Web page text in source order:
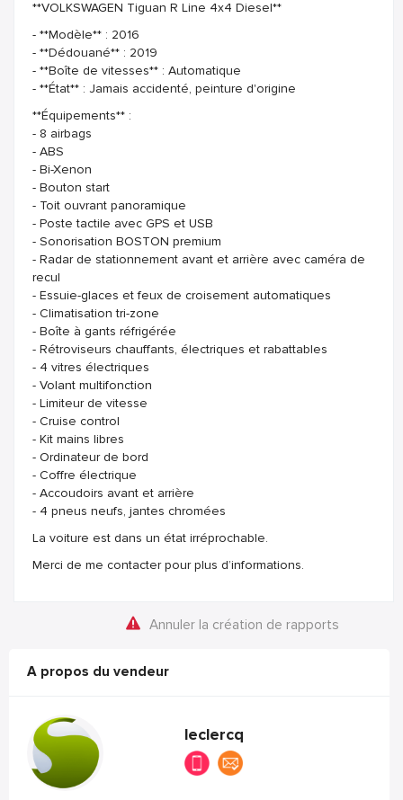
**VOLKSWAGEN Tiguan R Line 4x4 Diesel**
- **Modèle** : 2016
- **Dédouané** : 2019
- **Boîte de vitesses** : Automatique
- **État** : Jamais accidenté, peinture d'origine
**Équipements** :
- 8 airbags
- ABS
- Bi-Xenon
- Bouton start
- Toit ouvrant panoramique
- Poste tactile avec GPS et USB
- Sonorisation BOSTON premium
- Radar de stationnement avant et arrière avec caméra de
recul
- Essuie-glaces et feux de croisement automatiques
- Climatisation tri-zone
- Boîte à gants réfrigérée
- Rétroviseurs chauffants, électriques et rabattables
- 4 vitres électriques
- Volant multifonction
- Limiteur de vitesse
- Cruise control
- Kit mains libres
- Ordinateur de bord
- Coffre électrique
- Accoudoirs avant et arrière
- 4 pneus neufs, jantes chromées
La voiture est dans un état irréprochable.
Merci de me contacter pour plus d’informations.
Annuler la création de rapports
A propos du vendeur
leclercq